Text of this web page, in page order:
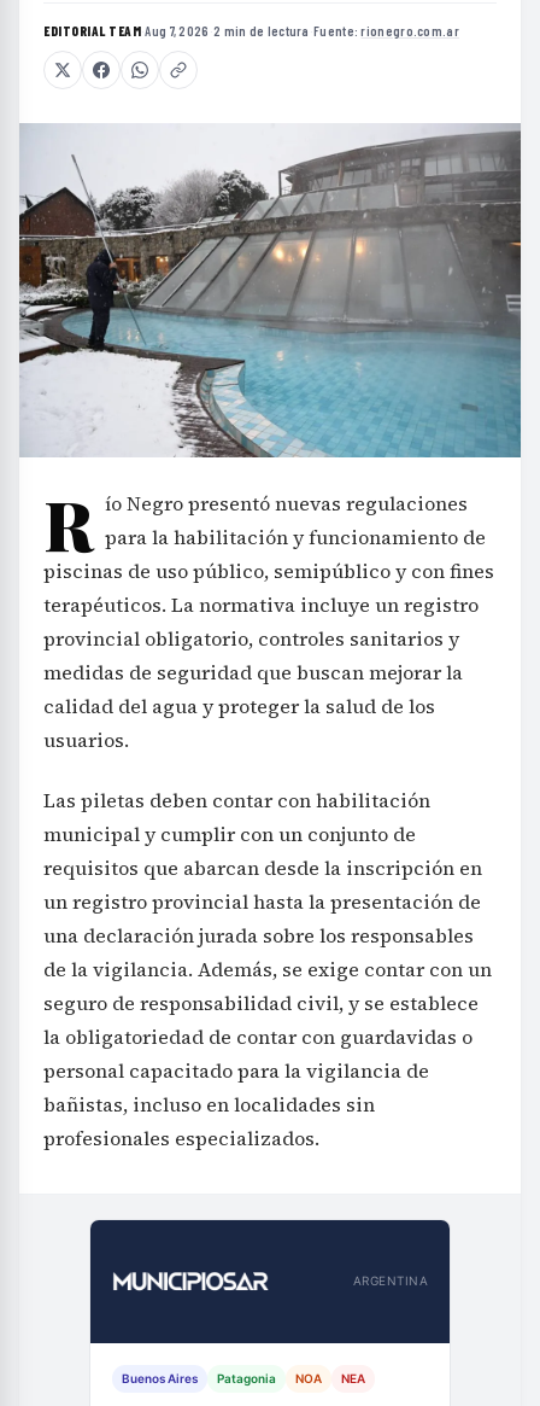
EDITORIAL TEAM·Aug 7, 2026 ·2 min de lectura ·Fuente:rionegro.com.ar
R ío Negro presentó nuevas regulaciones
para la habilitación y funcionamiento de
piscinas de uso público, semipúblico y con fines
terapéuticos. La normativa incluye un registro
provincial obligatorio, controles sanitarios y
medidas de seguridad que buscan mejorar la
calidad del agua y proteger la salud de los
usuarios.
Las piletas deben contar con habilitación
municipal y cumplir con un conjunto de
requisitos que abarcan desde la inscripción en
un registro provincial hasta la presentación de
una declaración jurada sobre los responsables
de la vigilancia. Además, se exige contar con un
seguro de responsabilidad civil, y se establece
la obligatoriedad de contar con guardavidas o
personal capacitado para la vigilancia de
bañistas, incluso en localidades sin
profesionales especializados.
ARGENTINA
Buenos Aires Patagonia NOA NEA